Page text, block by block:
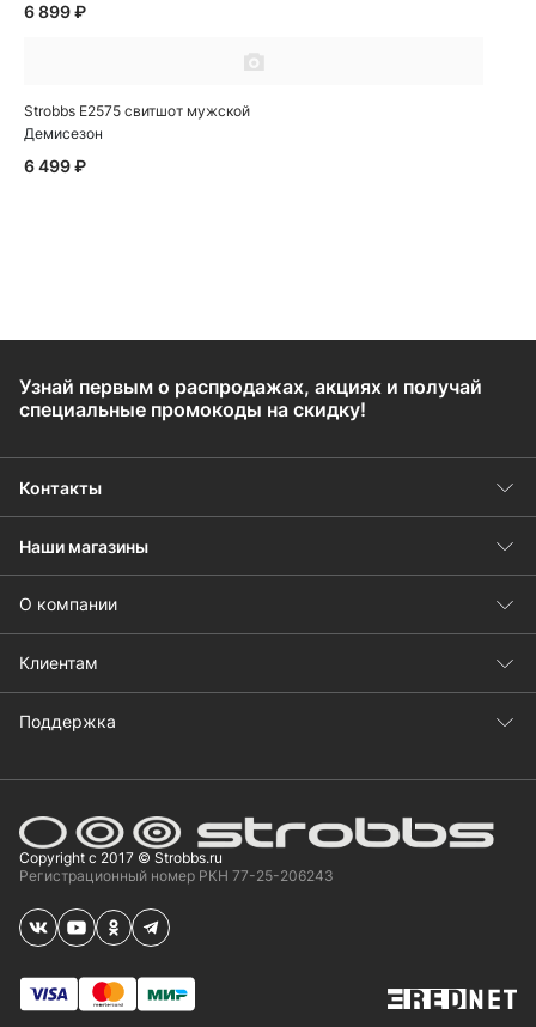
6 899 ₽
Strobbs E2575 свитшот мужской
Демисезон
6 499 ₽
Узнай первым о распродажах, акциях и получай
специальные промокоды на скидку!
Контакты
Наши магазины
О компании
Клиентам
Поддержка
Copyright с 2017 © Strobbs.ru
Регистрационный номер РКН 77-25-206243